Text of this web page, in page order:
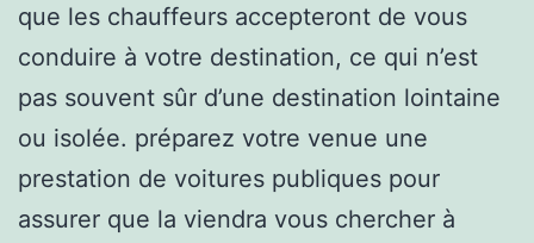
que les chauffeurs accepteront de vous
conduire à votre destination, ce qui n’est
pas souvent sûr d’une destination lointaine
ou isolée. préparez votre venue une
prestation de voitures publiques pour
assurer que la viendra vous chercher à